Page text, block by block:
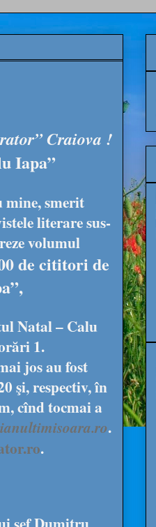
Craiova !
Iapa”
smerit
literare sus-
volumul
de cititori de
Natal – Calu
1.
jos au fost
şi, respectiv, în
cînd tocmai a
.
.